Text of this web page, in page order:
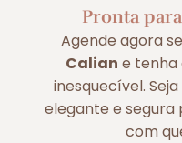
Pronta
Agende agora
Calian e tenha
inesquecível.
elegante e segura
com